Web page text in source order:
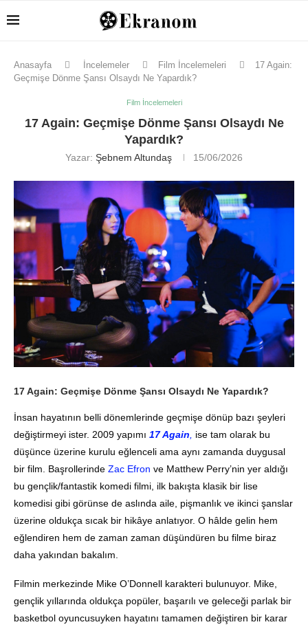
Anasayfa İncelemeler Film İncelemeleri
17 Again:
Geçmişe Dönme Şansı Olsaydı Ne Yapardık?
Film İncelemeleri
17 Again: Geçmişe Dönme Şansı Olsaydı Ne
Yapardık?
Yazar: Şebnem Altundaş 15/06/2026
17 Again: Geçmişe Dönme Şansı Olsaydı Ne Yapardık?
İnsan hayatının belli dönemlerinde geçmişe dönüp bazı şeyleri
değiştirmeyi ister. 2009 yapımı 17 Again
ise tam olarak bu
düşünce üzerine kurulu eğlenceli ama aynı zamanda duygusal
bir film. Başrollerinde Zac Efron ve Matthew Perry’nin yer aldığı
bu gençlik/fantastik komedi filmi, ilk bakışta klasik bir lise
komedisi gibi görünse de aslında aile, pişmanlık ve ikinci şanslar
üzerine oldukça sıcak bir hikâye anlatıyor. O hâlde gelin hem
eğlendiren hem de zaman zaman düşündüren bu filme biraz
daha yakından bakalım.
Filmin merkezinde Mike O’Donnell karakteri bulunuyor. Mike,
gençlik yıllarında oldukça popüler, başarılı ve geleceği parlak bir
basketbol oyuncusuyken hayatını tamamen değiştiren bir karar